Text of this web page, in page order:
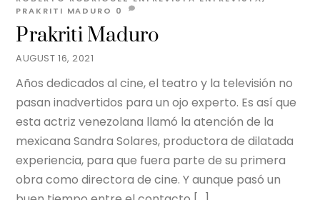
AUGUST 16, 2021
Prakriti Maduro
PRAKRITI MADURO 0
Años dedicados al cine, el teatro y la televisión no
pasan inadvertidos para un ojo experto. Es así que
esta actriz venezolana llamó la atención de la
mexicana Sandra Solares, productora de dilatada
experiencia, para que fuera parte de su primera
obra como directora de cine. Y aunque pasó un